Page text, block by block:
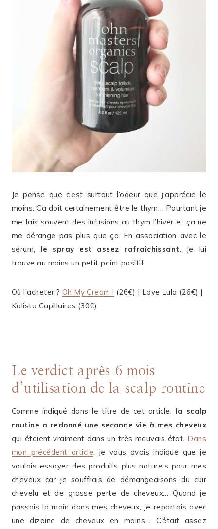
Je pense que c’est surtout l’odeur que j’apprécie le
moins. Ca doit certainement être le thym… Pourtant je
me fais souvent des infusions au thym l’hiver et ça ne
me dérange pas plus que ça. En association avec le
sérum, le spray est assez rafraîchissant. Je lui
trouve au moins un petit point positif.
Où l’acheter ? Oh My Cream ! (26€) | Love Lula (26€) |
Kalista Capillaires (30€)
Le verdict après 6 mois
d’utilisation de la scalp routine
Comme indiqué dans le titre de cet article, la scalp
routine a redonné une seconde vie à mes cheveux
qui étaient vraiment dans un très mauvais état. Dans
mon précédent article, je vous avais indiqué que je
voulais essayer des produits plus naturels pour mes
cheveux car je souffrais de démangeaisons du cuir
chevelu et de grosse perte de cheveux… Quand je
passais la main dans mes cheveux, je repartais avec
une dizaine de cheveux en moins… C’était assez